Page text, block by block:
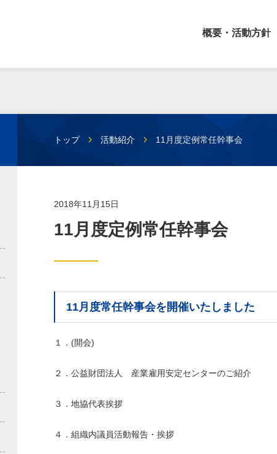
概要・活動方針
トップ 活動紹介 11月度定例常任幹事会
2018年11月15日
11月度定例常任幹事会
11月度常任幹事会を開催いたしました
１．(開会)
２．公益財団法人 産業雇用安定センターのご紹介
３．地協代表挨拶
４．組織内議員活動報告・挨拶